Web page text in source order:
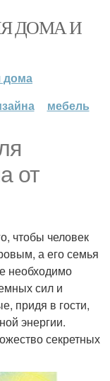
ДОМА И
дома
мебель
от
чтобы человек
а его семья
необходимо
сил и
придя в гости,
энергии.
секретных